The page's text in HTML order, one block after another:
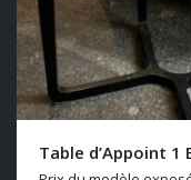
Table d’Appoint 1